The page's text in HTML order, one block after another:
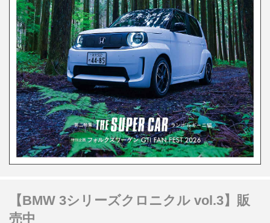
【BMW 3シリーズクロニクル vol.3】販
売中